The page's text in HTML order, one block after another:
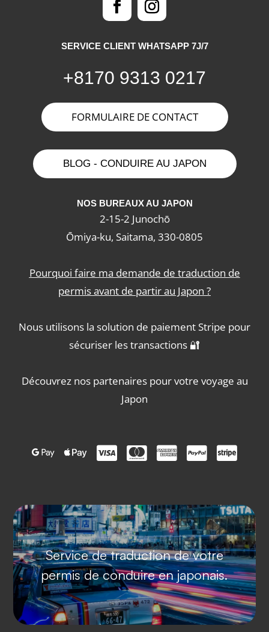
SERVICE CLIENT WHATSAPP 7J/7
+8170 9313 0217
FORMULAIRE DE CONTACT
BLOG - CONDUIRE AU JAPON
NOS BUREAUX AU JAPON
2-15-2 Junochō
Ōmiya-ku, Saitama, 330-0805
Pourquoi faire ma demande de traduction de
permis avant de partir au Japon ?
Nous utilisons la solution de paiement Stripe pour
sécuriser les transactions 🔐
Découvrez nos partenairespour votre voyage au
Japon
      
Service de traduction de votre
permis de conduire en japonais.